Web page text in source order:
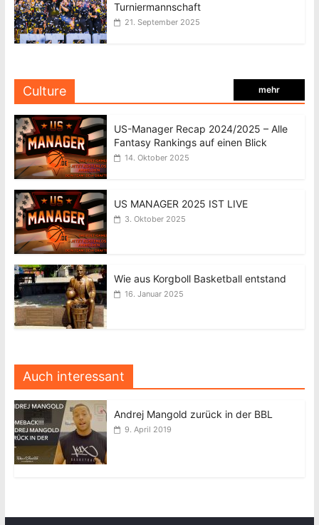
Turniermannschaft
21. September 2025
Culture mehr
US-Manager Recap 2024/2025 – Alle
Fantasy Rankings auf einen Blick
14. Oktober 2025
US MANAGER 2025 IST LIVE
3. Oktober 2025
Wie aus Korgboll Basketball entstand
16. Januar 2025
Auch interessant
Andrej Mangold zurück in der BBL
9. April 2019